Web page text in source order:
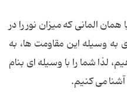
المانی كه میزان نور را در
وسیله این مقاومت ها، به
لذا شما را با وسیله ای بنام